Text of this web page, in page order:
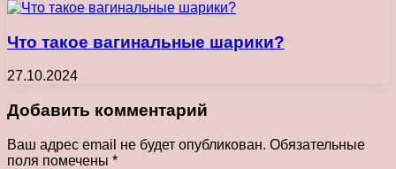
Что такое вагинальные шарики?
27.10.2024
Добавить комментарий
Ваш адрес email не будет опубликован. Обязательные
поля помечены *